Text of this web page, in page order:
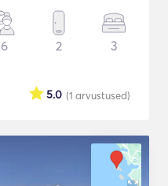
6 2 3
(1 arvustused)
5.0